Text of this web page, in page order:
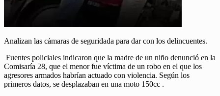
Analizan las cámaras de seguridada para dar con los delincuentes.
Fuentes policiales indicaron que la madre de un niño denunció en la
Comisaría 28, que el menor fue víctima de un robo en el que los
agresores armados habrían actuado con violencia. Según los
primeros datos, se desplazaban en una moto 150cc .